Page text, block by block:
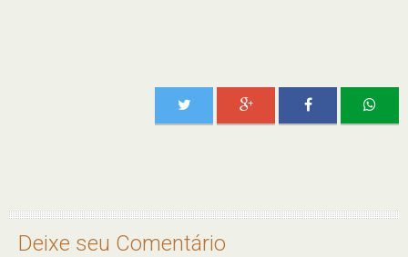
Deixe seu Comentário